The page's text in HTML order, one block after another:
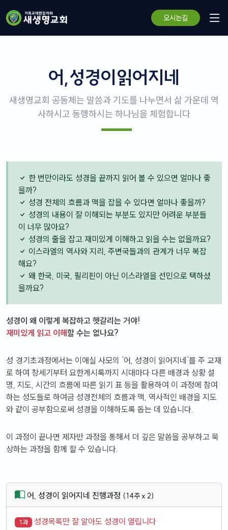
오시는길
어,성경이읽어지네
새생명교회 공동체는 말씀과 기도를 나누면서 삶 가운데 역
사하시고 동행하시는 하나님을 체험합니다
한 번만이라도 성경을 끝까지 읽어 볼 수 있으면 얼마나 좋
을까?
성경 전체의 흐름과 맥을 잡을 수 있다면 얼마나 좋을까?
성경의 내용이 잘 이해되는 부분도 있지만 어려운 부분들
이 너무 많아요?
성경의 줄을 잡고 재미있게 이해하고 읽을 수는 없을까요?
이스라엘의 역사와 지리, 주변국들과의 관계가 너무 복잡
해요?
왜 한국, 미국, 필리핀이 아닌 이스라엘을 선민으로 택하셨
을까요?
성경이 왜 이렇게 복잡하고 헷갈리는 거야!
재미있게 읽고 이해할 수는 없나요?
성경기초과정에서는 이애실 사모의 `어, 성경이 읽어지네`를 주 교재
로 하여 창세기부터 요한계시록까지 시대마다 다른 배경과 상황 설
명, 지도, 시간의 흐름에 따른 읽기 표 등을 활용하여 이 과정에 참여
하는 성도들로 하여금 성경전체의 흐름과 맥, 역사적인 배경을 지도
와 같이 공부함으로써 성경을 이해하도록 돕는 데 있습니다.
이 과정이 끝나면 제자반 과정을 통해서 더 깊은 말씀을 공부하고 묵
상하는 과정을 함께 할 수 있습니다.
어, 성경이 읽어지네 진행과정 (14주 x 2)
1과 성경목록만 잘 알아도 성경이 열립니다